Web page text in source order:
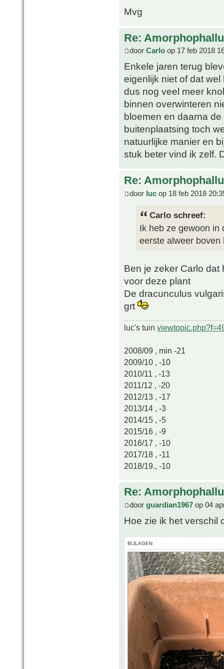
Mvg
Re:
door Carlo op 17 feb 2018
Enkele jaren terug
eigenlijk niet of dat
dus nog veel meer
binnen overwinteren
bloemen en daarna
buitenplaatsing toch
natuurlijke manier en
stuk beter vind ik zelf.
Re:
door luc op 18 feb 2018
Carlo schreef:
Ik heb ze gewoon in
eerste alweer boven
Ben je zeker Carlo dat
voor deze plant
De dracunculus
grt
luc's tuin
2008/09 , min -21
2009/10 , -10
2010/11 , -13
2011/12 , -20
2012/13 , -17
2013/14 , -3
2014/15 , -5
2015/16 , -9
2016/17 , -10
2017/18 , -11
2018/19., -10
Re:
door guardian1967 op 04
Hoe zie ik het verschil
BIJLAGEN